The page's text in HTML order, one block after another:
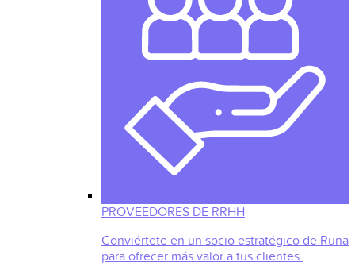
PROVEEDORES DE RRHH
Conviértete en un socio estratégico de Runa
para ofrecer más valor a tus clientes.